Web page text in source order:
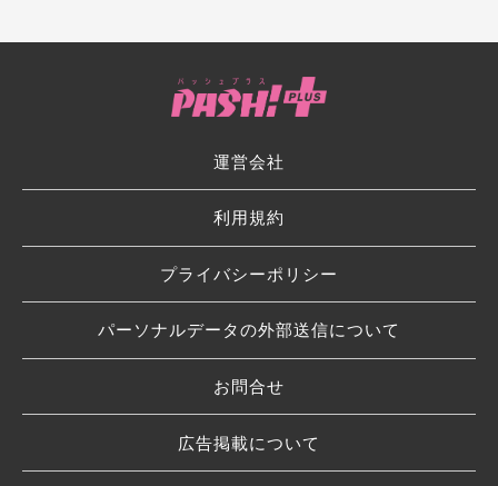
運営会社
利用規約
プライバシーポリシー
パーソナルデータの外部送信について
お問合せ
広告掲載について